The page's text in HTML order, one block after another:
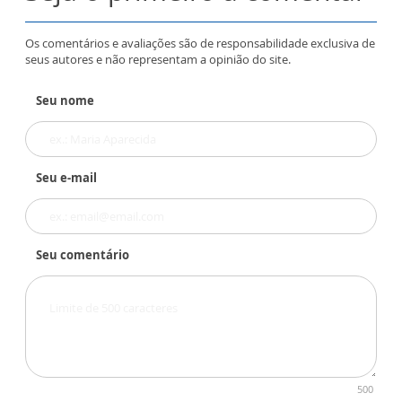
Os comentários e avaliações são de responsabilidade exclusiva de
seus autores e não representam a opinião do site.
Seu nome
Seu e-mail
Seu comentário
500